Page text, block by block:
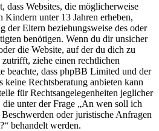
dass Websites, die möglicherweise
Kindern unter 13 Jahren erheben,
der Eltern beziehungsweise des oder
benötigen. Wenn du dir unsicher
die Website, auf der du dich zu
zutrifft, ziehe einen rechtlichen
beachte, dass phpBB Limited und der
keine Rechtsberatung anbieten kann
für Rechtsangelegenheiten jeglicher
unter der Frage „An wen soll ich
oder juristische Anfragen
behandelt werden.